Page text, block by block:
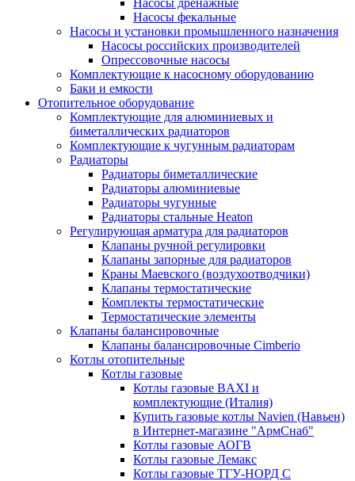
Насосы дренажные
Насосы фекальные
Насосы и установки промышленного назначения
Насосы российских производителей
Опрессовочные насосы
Комплектующие к насосному оборудованию
Баки и емкости
Отопительное оборудование
Комплектующие для алюминиевых и
биметаллических радиаторов
Комплектующие к чугунным радиаторам
Радиаторы
Радиаторы биметаллические
Радиаторы алюминиевые
Радиаторы чугунные
Радиаторы стальные Heaton
Регулирующая арматура для радиаторов
Клапаны ручной регулировки
Клапаны запорные для радиаторов
Краны Маевского (воздухоотводчики)
Клапаны термостатические
Комплекты термостатические
Термостатические элементы
Клапаны балансировочные
Клапаны балансировочные Cimberio
Котлы отопительные
Котлы газовые
Котлы газовые BAXI и
комплектующие (Италия)
Купить газовые котлы Navien (Навьен)
в Интернет-магазине "АрмСнаб"
Котлы газовые АОГВ
Котлы газовые Лемакс
Котлы газовые ТГУ-НОРД С